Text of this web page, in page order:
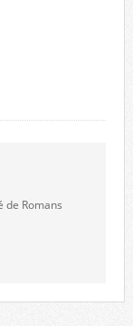
de Romans